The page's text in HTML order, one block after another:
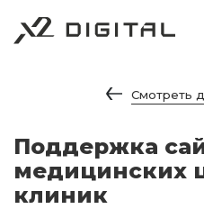
Смотреть
Поддержка
медицинских
клиник